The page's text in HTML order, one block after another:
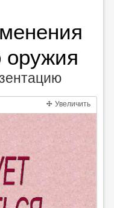
оружия
Увеличить